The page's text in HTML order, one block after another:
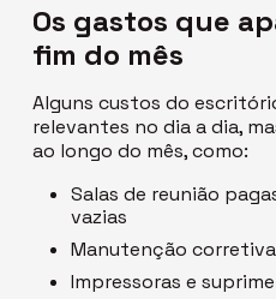
Os gastos que
fim do mês
Alguns custos do
relevantes no dia a dia,
ao longo do mês, como:
Salas de reunião
vazias
Manutenção
Impressoras e